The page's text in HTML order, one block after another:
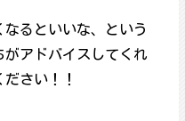
るといいな、という
アドバイスしてくれ
さい！！